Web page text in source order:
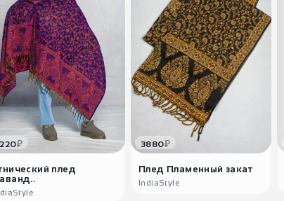
₽
плед
3880₽
Плед Пламенный закат
IndiaStyle